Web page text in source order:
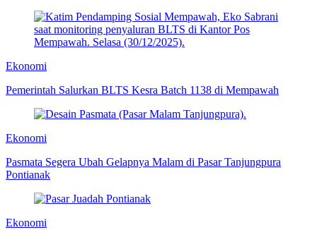
Ekonomi
Pemerintah Salurkan BLTS Kesra Batch 1138 di Mempawah
Ekonomi
Pasmata Segera Ubah Gelapnya Malam di Pasar Tanjungpura
Pontianak
Ekonomi